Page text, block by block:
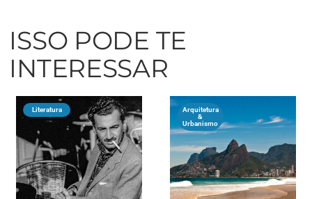
ISSO PODE TE
INTERESSAR
Literatura
Arquitetura
&
Urbanismo